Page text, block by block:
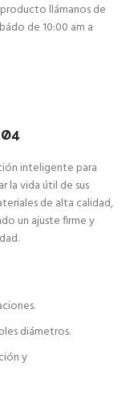
llámanos de
de 10:00 am a
inteligente para
la vida útil de sus
de alta calidad,
un ajuste firme y
diámetros.
y